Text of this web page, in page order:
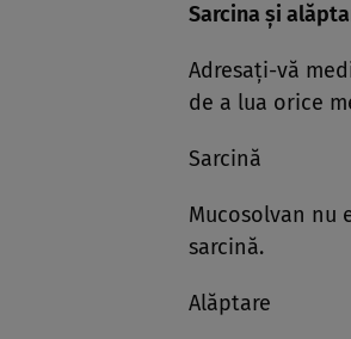
Sarcina şi
Adresaţi-vă
de a lua orice
Sarcină
Mucosolvan nu
sarcină.
Alăptare